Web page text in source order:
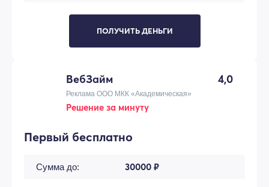
ПОЛУЧИТЬ ДЕНЬГИ
ВебЗайм 4,0
Реклама ООО МКК «Академическая»
Решение за минуту
Первый бесплатно
Сумма до: 30000 ₽